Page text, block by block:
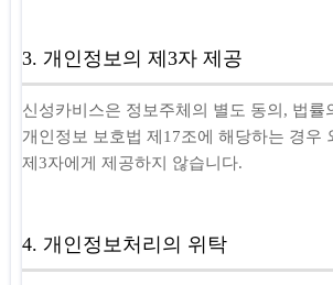
3. 개인정보의 제3자 제공
신성카비스은 정보주체의 별도 동의, 법률
개인정보 보호법 제17조에 해당하는 경우
제3자에게 제공하지 않습니다.
4. 개인정보처리의 위탁